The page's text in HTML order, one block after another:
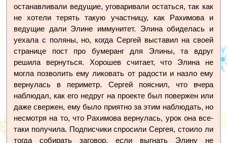
останавливали ведущие, уговаривали остаться, так как
не хотели терять такую участницу, как Рахимова и
ведущие дали Элине иммунитет. Элина обиделась и
уехала с поляны, но, когда Сергей выставил на своей
странице пост про бумеранг для Элины, та вдруг
решила вернуться. Хорошев считает, что Элина не
могла позволить ему ликовать от радости и назло ему
вернулась в периметр. Сергей пояснил, что вчера
наблюдал, как его недруг на проекте был повержен или
даже свержен, ему было приятно за этим наблюдать, но
несмотря на то, что Рахимова вернулась, урок она все-
таки получила. Подписчики спросили Сергея, стоило ли
тогда собирать заговор, если выгнать Элину не